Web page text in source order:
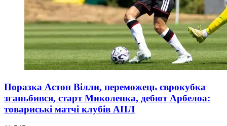
Поразка Астон Вілли, переможець єврокубка
зганьбився, старт Миколенка, дебют Арбелоа:
товариські матчі клубів АПЛ